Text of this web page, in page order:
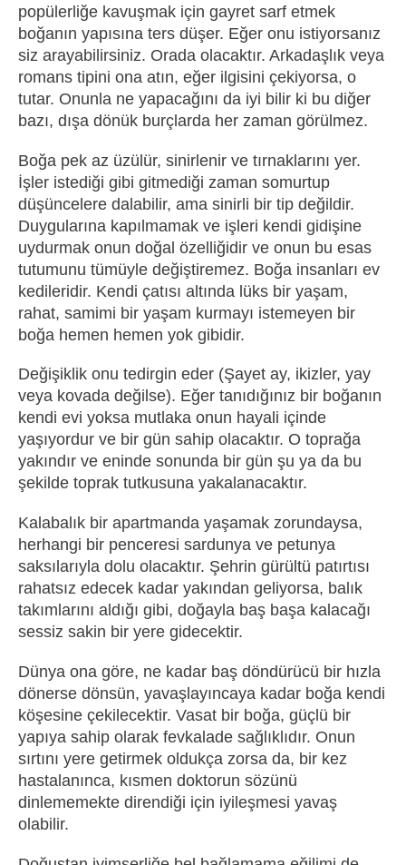
popülerliğe kavuşmak için gayret sarf etmek
boğanın yapısına ters düşer. Eğer onu istiyorsanız
siz arayabilirsiniz. Orada olacaktır. Arkadaşlık veya
romans tipini ona atın, eğer ilgisini çekiyorsa, o
tutar. Onunla ne yapacağını da iyi bilir ki bu diğer
bazı, dışa dönük burçlarda her zaman görülmez.
Boğa pek az üzülür, sinirlenir ve tırnaklarını yer.
İşler istediği gibi gitmediği zaman somurtup
düşüncelere dalabilir, ama sinirli bir tip değildir.
Duygularına kapılmamak ve işleri kendi gidişine
uydurmak onun doğal özelliğidir ve onun bu esas
tutumunu tümüyle değiştiremez. Boğa insanları ev
kedileridir. Kendi çatısı altında lüks bir yaşam,
rahat, samimi bir yaşam kurmayı istemeyen bir
boğa hemen hemen yok gibidir.
Değişiklik onu tedirgin eder (Şayet ay, ikizler, yay
veya kovada değilse). Eğer tanıdığınız bir boğanın
kendi evi yoksa mutlaka onun hayali içinde
yaşıyordur ve bir gün sahip olacaktır. O toprağa
yakındır ve eninde sonunda bir gün şu ya da bu
şekilde toprak tutkusuna yakalanacaktır.
Kalabalık bir apartmanda yaşamak zorundaysa,
herhangi bir penceresi sardunya ve petunya
saksılarıyla dolu olacaktır. Şehrin gürültü patırtısı
rahatsız edecek kadar yakından geliyorsa, balık
takımlarını aldığı gibi, doğayla baş başa kalacağı
sessiz sakin bir yere gidecektir.
Dünya ona göre, ne kadar baş döndürücü bir hızla
dönerse dönsün, yavaşlayıncaya kadar boğa kendi
köşesine çekilecektir. Vasat bir boğa, güçlü bir
yapıya sahip olarak fevkalade sağlıklıdır. Onun
sırtını yere getirmek oldukça zorsa da, bir kez
hastalanınca, kısmen doktorun sözünü
dinlememekte direndiği için iyileşmesi yavaş
olabilir.